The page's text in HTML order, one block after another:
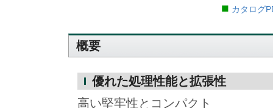
■ カタログ
概要
優れた処理性能と拡張性
高い堅牢性とコンパクト